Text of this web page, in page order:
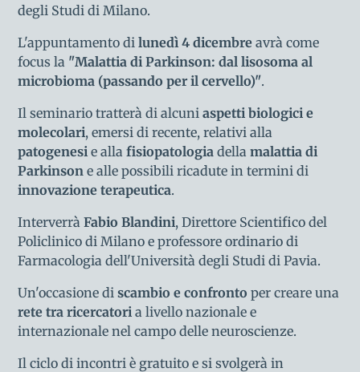
degli Studi di Milano.
L'appuntamento dilunedì 4 dicembre avrà come
focus la "Malattia di Parkinson: dal lisosoma al
microbioma (passando per il cervello)".
Il seminario tratterà di alcuniaspetti biologici e
molecolari, emersi di recente, relativi alla
patogenesi e allafisiopatologiadellamalattia di
Parkinsone alle possibili ricadute in termini di
innovazione terapeutica.
InterverràFabio Blandini, Direttore Scientifico del
Policlinico di Milano e professore ordinario di
Farmacologia dell'Università degli Studi di Pavia.
Un'occasione discambio e confronto per creare una
rete tra ricercatoria livello nazionale e
internazionale nel campo delle neuroscienze.
Il ciclo di incontri è gratuito e si svolgerà in